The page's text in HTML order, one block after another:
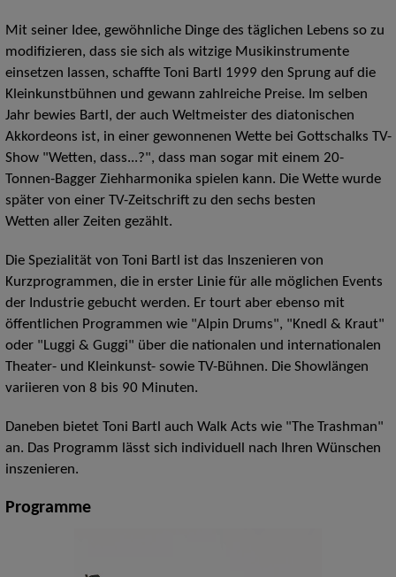
Mit seiner Idee, gewöhnliche Dinge des täglichen Lebens so zu
modifizieren, dass sie sich als witzige Musikinstrumente
einsetzen lassen, schaffte Toni Bartl 1999 den Sprung auf die
Kleinkunstbühnen und gewann zahlreiche Preise. Im selben
Jahr bewies Bartl, der auch Weltmeister des diatonischen
Akkordeons ist, in einer gewonnenen Wette bei Gottschalks TV-
Show "Wetten, dass...?", dass man sogar mit einem 20-
Tonnen-Bagger Ziehharmonika spielen kann. Die Wette wurde
später von einer TV-Zeitschrift zu den sechs besten
Wetten aller Zeiten gezählt.
Die Spezialität von Toni Bartl ist das Inszenieren von
Kurzprogrammen, die in erster Linie für alle möglichen Events
der Industrie gebucht werden. Er tourt aber ebenso mit
öffentlichen Programmen wie "Alpin Drums", "Knedl & Kraut"
oder "Luggi & Guggi" über die nationalen und internationalen
Theater- und Kleinkunst- sowie TV-Bühnen. Die Showlängen
variieren von 8 bis 90 Minuten.
Daneben bietet Toni Bartl auch Walk Acts wie "The Trashman"
an. Das Programm lässt sich individuell nach Ihren Wünschen
inszenieren.
Programme